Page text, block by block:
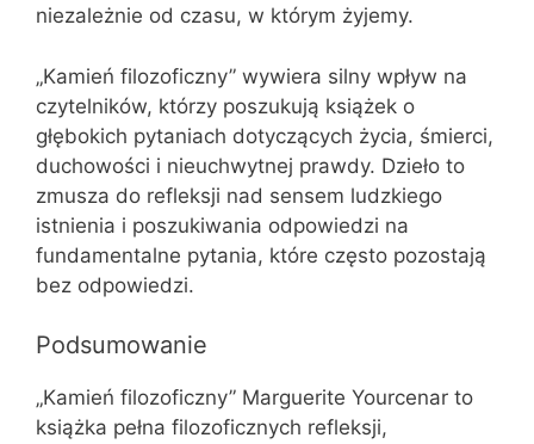
niezależnie od czasu, w którym żyjemy.
„Kamień filozoficzny” wywiera silny wpływ na
czytelników, którzy poszukują książek o
głębokich pytaniach dotyczących życia, śmierci,
duchowości i nieuchwytnej prawdy. Dzieło to
zmusza do refleksji nad sensem ludzkiego
istnienia i poszukiwania odpowiedzi na
fundamentalne pytania, które często pozostają
bez odpowiedzi.
Podsumowanie
„Kamień filozoficzny” Marguerite Yourcenar to
książka pełna filozoficznych refleksji,